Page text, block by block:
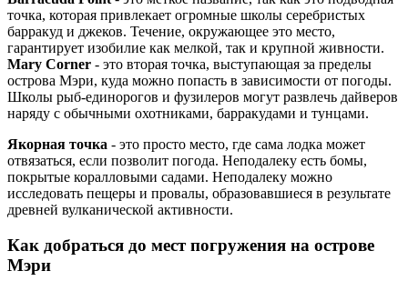
точка, которая привлекает огромные школы серебристых
барракуд и джеков. Течение, окружающее это место,
гарантирует изобилие как мелкой, так и крупной живности.
Mary Corner - это вторая точка, выступающая за пределы
острова Мэри, куда можно попасть в зависимости от погоды.
Школы рыб-единорогов и фузилеров могут развлечь дайверов
наряду с обычными охотниками, барракудами и тунцами.
Якорная точка - это просто место, где сама лодка может
отвязаться, если позволит погода. Неподалеку есть бомы,
покрытые коралловыми садами. Неподалеку можно
исследовать пещеры и провалы, образовавшиеся в результате
древней вулканической активности.
Как добраться до мест погружения на острове
Мэри